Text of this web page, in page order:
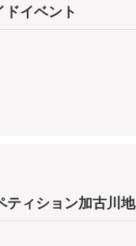
イベント
ティション加古川